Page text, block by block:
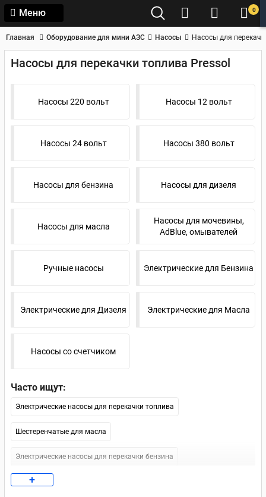
Меню 0
Главная Оборудование для мини АЗС Насосы Насосы для
Насосы для перекачки топлива Pressol
Насосы 220 вольт Насосы 12 вольт
Насосы 24 вольт Насосы 380 вольт
Насосы для бензина Насосы для дизеля
Насосы для масла
Насосы для мочевины,
AdBlue, омывателей
Ручные насосы Электрические для Бензина
Электрические для Дизеля Электрические для Масла
Насосы со счетчиком
Часто ищут:
Электрические насосы для перекачки топлива
Шестеренчатые для масла
Электрические насосы для перекачки бензина
Насосы для дизеля 12В
+